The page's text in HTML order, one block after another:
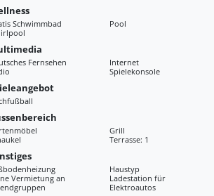
Schwimmbad
Pool
Fernsehen
Internet
Spielekonsole
Grill
Terrasse: 1
Haustyp
Vermietung an
Ladestation für
Elektroautos